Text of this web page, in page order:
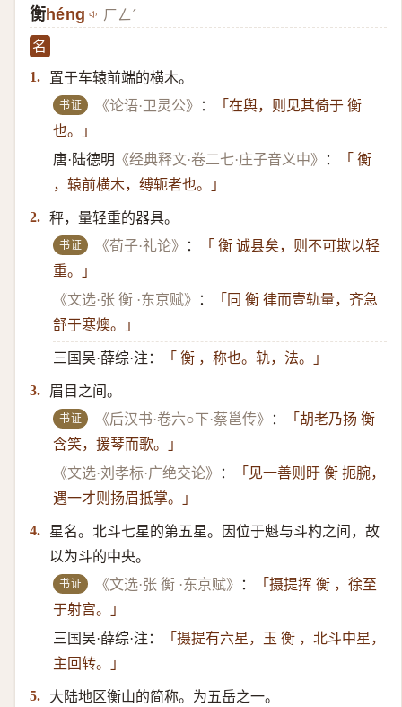
衡héng ㄏㄥˊ
名
1.
置于车辕前端的横木。
书证 《论语·卫灵公》 ：
「在舆，则见其倚于 衡
也。」
唐·陆德明 《经典释文·卷二七·庄子音义中》 ：
「 衡
，辕前横木，缚轭者也。」
2. 秤，量轻重的器具。
书证 《荀子·礼论》 ：
「 衡 诚县矣，则不可欺以轻
重。」
《文选·张 衡 ·东京赋》
：
「同 衡 律而壹轨量，齐急
舒于寒燠。」
三国吴·薛综·注： 「 衡 ，称也。轨，法。」
3. 眉目之间。
书证 《后汉书·卷六○下·蔡邕传》 ：
「胡老乃扬 衡
含笑，援琴而歌。」
《文选·刘孝标·广绝交论》
：
「见一善则盱 衡 扼腕，
遇一才则扬眉抵掌。」
4.
星名。北斗七星的第五星。因位于魁与斗杓之间，故
以为斗的中央。
书证 《文选·张 衡 ·东京赋》 ：
「摄提挥 衡 ，徐至
于射宫。」
三国吴·薛综·注：
「摄提有六星，玉 衡 ，北斗中星，
主回转。」
5. 大陆地区衡山的简称。为五岳之一。